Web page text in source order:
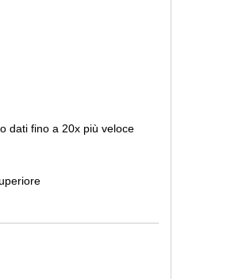
dati fino a 20x più veloce